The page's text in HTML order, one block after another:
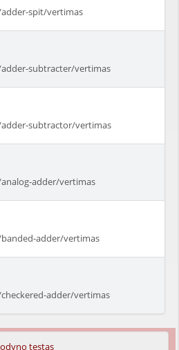
spit/vertimas
subtracter/vertimas
subtractor/vertimas
adder/vertimas
adder/vertimas
adder/vertimas
testas